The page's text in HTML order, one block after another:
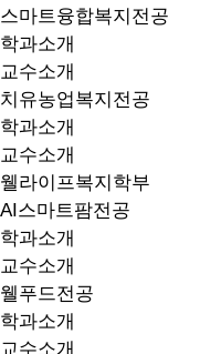
스마트융합복지전공
학과소개
교수소개
치유농업복지전공
학과소개
교수소개
웰라이프복지학부
AI스마트팜전공
학과소개
교수소개
웰푸드전공
학과소개
교수소개